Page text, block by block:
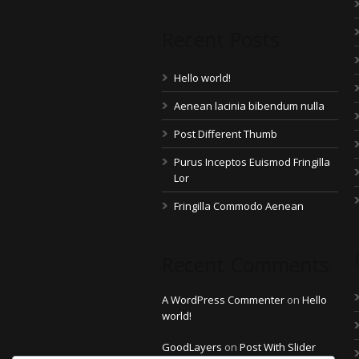
Hello world!
Aenean lacinia bibendum nulla
Post Different Thumb
Purus Inceptos Euismod Fringilla
Lor
Fringilla Commodo Aenean
A WordPress Commenter on Hello
world!
GoodLayers on Post With Slider